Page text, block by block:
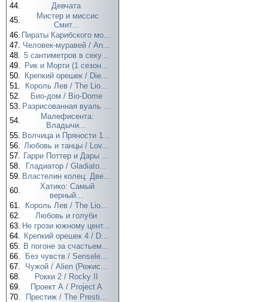
44.
Девчата
45.
Мистер и миссис
Смит...
46. Пираты Карибского мо...
47. Человек-муравей / An...
48. 5 сантиметров в секу...
49.
Рик и Морти (1 сезон...
50.
Крепкий орешек / Die...
51.
Король Лев / The Lio...
52.
Био-дом / Bio-Dome
53. Разрисованная вуаль ...
54.
Малефисента:
Владычи...
55. Волчица и Пряности 1...
56. Любовь и танцы / Lov...
57. Гарри Поттер и Дары ...
58.
Гладиатор / Gladiato...
59. Властелин колец: Две...
60.
Хатико: Самый
верный...
61.
Король Лев / The Lio...
62.
Любовь и голуби
63. Не грози южному цент...
64. Крепкий орешек 4 / D...
65. В погоне за счастьем...
66.
Без чувств / Sensele...
67.
Чужой / Alien (Режис...
68.
Рокки 2 / Rocky II
69.
Проект А / Project A
70.
Престиж / The Presti...